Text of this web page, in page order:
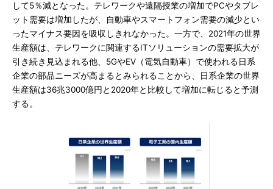
して5％減となった。テレワークや遠隔授業の増加でPCやタブレ
ット需要は増加したが、自動車やスマートフォン需要の減少とい
ったマイナス要因を吸収しきれなかった。一方で、2021年の世界
生産額は、テレワークに関連するITソリューションの需要拡大が
引き続き見込まれる他、5GやEV（電気自動車）で使われる日系
企業の部品ニーズが高まるとみられることから、日系企業の世界
生産額は36兆3000億円と2020年と比較して増加に転じると予測
する。